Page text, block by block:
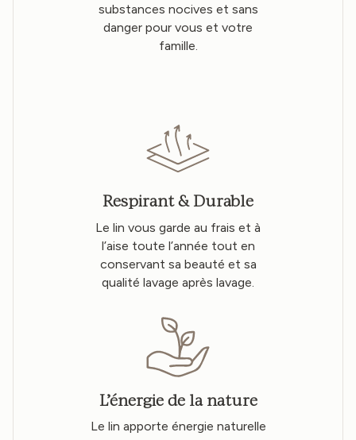
substances nocives et sans
danger pour vous et votre
famille.
Respirant & Durable
Le lin vous garde au frais et à
l’aise toute l’année tout en
conservant sa beauté et sa
qualité lavage après lavage.
L’énergie de la nature
Le lin apporte énergie naturelle